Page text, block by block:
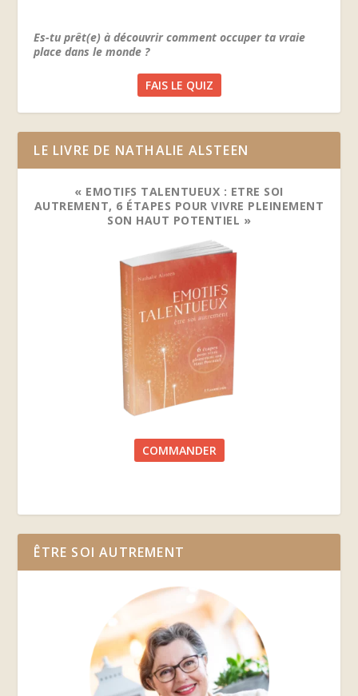
Es-tu prêt(e) à découvrir comment occuper ta vraie
place dans le monde ?
FAIS LE QUIZ
LE LIVRE DE NATHALIE ALSTEEN
« EMOTIFS TALENTUEUX : ETRE SOI
AUTREMENT, 6 ÉTAPES POUR VIVRE PLEINEMENT
SON HAUT POTENTIEL »
COMMANDER
ÊTRE SOI AUTREMENT